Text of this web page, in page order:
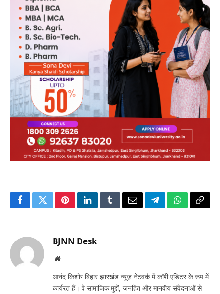
FacebookTwitterPinterestLinkedInTumblrEmailTelegramWhatsApp
Copy
BJNN Desk
Website
आनंद किशोर बिहार झारखंड न्यूज़ नेटवर्क में कॉपी एडिटर के रूप में
कार्यरत हैं। वे सामाजिक मुद्दों, जनहित और मानवीय संवेदनाओं से